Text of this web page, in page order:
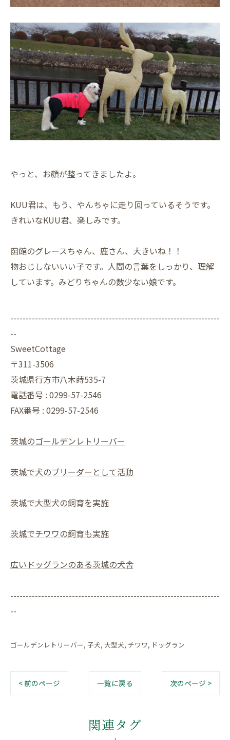
やっと、お顔が整ってきましたよ。
KUU君は、もう、やんちゃに走り回っているそうです。
きれいなKUU君、楽しみです。
函館のグレースちゃん、鹿さん、大きいね！！
物おじしないいい子です。人間の言葉をしっかり、理解
しています。みどりちゃんの数少ない娘です。
--------------------------------------------------------------------
--
SweetCottage
〒311-3506
茨城県行方市八木蒔535-7
電話番号 : 0299-57-2546
FAX番号 : 0299-57-2546
茨城のゴールデンレトリーバー
茨城で犬のブリーダーとして活動
茨城で大型犬の飼育を実施
茨城でチワワの飼育も実施
広いドッグランのある茨城の犬舎
--------------------------------------------------------------------
--
ゴールデンレトリーバー 子犬 大型犬 チワワ ドッグラン
< 前のページ 一覧に戻る 次のページ >
関連タグ